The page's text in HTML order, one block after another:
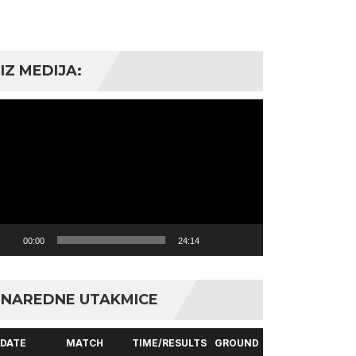
IZ MEDIJA:
00:00 24:14
NAREDNE UTAKMICE
DATE MATCH TIME/RESULTS GROUND